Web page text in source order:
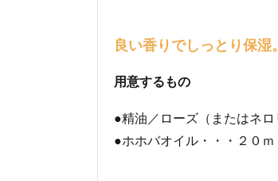
良い香りでしっとり保湿。
用意するもの
●精油／ローズ（またはネ
●ホホバオイル・・・２０ｍ